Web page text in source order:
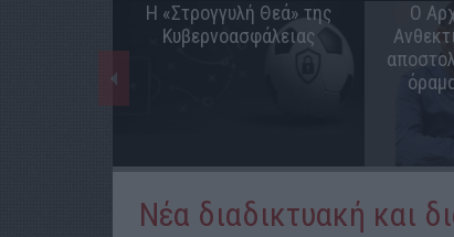
Η «Στρογγυλή Θεά» της
Κυβερνοασφάλειας
Ο
Νέα διαδικτυακή και